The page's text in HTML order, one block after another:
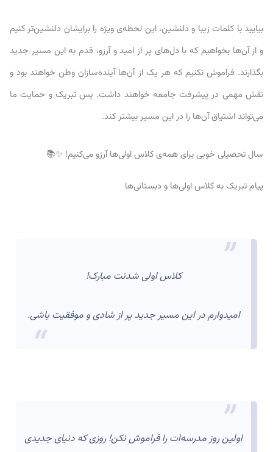
بیایید با کلمات زیبا و دلنشین، این لحظه‌ی ویژه را برایشان دلنشین‌تر کنیم
و از آن‌ها بخواهیم که با دل‌های پر از امید و آرزو، قدم به این مسیر جدید
بگذارند. فراموش نکنیم که هر یک از آن‌ها آینده‌سازان وطن خواهند بود و
نقش مهمی در پیشرفت جامعه خواهند داشت. پس تبریک و حمایت ما
می‌تواند اشتیاق آن‌ها را در این مسیر بیشتر کند.
سال تحصیلی خوبی برای همه‌ی کلاس اولی‌ها آرزو می‌کنیم! ✨📚
پیام تبریک به کلاس اولی‌ها و دبستانی‌ها
کلاس اولی شدنت مبارک!
امیدوارم در این مسیر جدید پر از شادی و موفقیت باشی.
اولین روز مدرسه‌ات را فراموش نکن! روزی که دنیای جدیدی